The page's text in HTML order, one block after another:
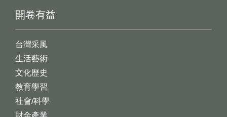
開卷有益
台灣采風
生活藝術
文化歷史
教育學習
社會/科學